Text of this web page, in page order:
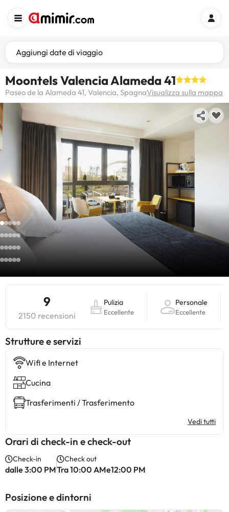
Aggiungi date di viaggio
Moontels Valencia Alameda 41
Paseo de la Alameda 41, Valencia, SpagnaVisualizza sulla mappa
9
2150 recensioni
Pulizia
Eccellente
Personale
Eccellente
​Strutture e servizi
Wifi e Internet
Cucina
Trasferimenti / Trasferimento
Vedi tutti
Orari di check-in e check-out
Check-in
dalle 3:00 PM
Check out
Tra 10:00 AMe12:00 PM
Posizione e dintorni